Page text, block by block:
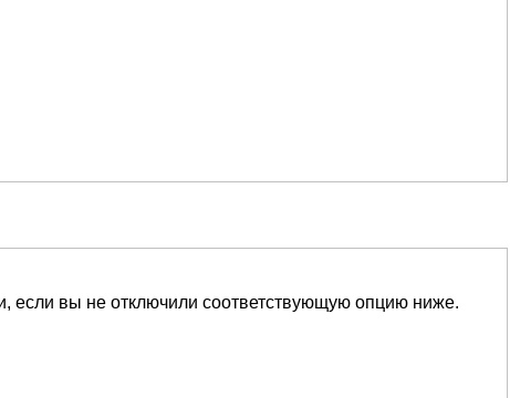
если вы не отключили соответствующую опцию ниже.